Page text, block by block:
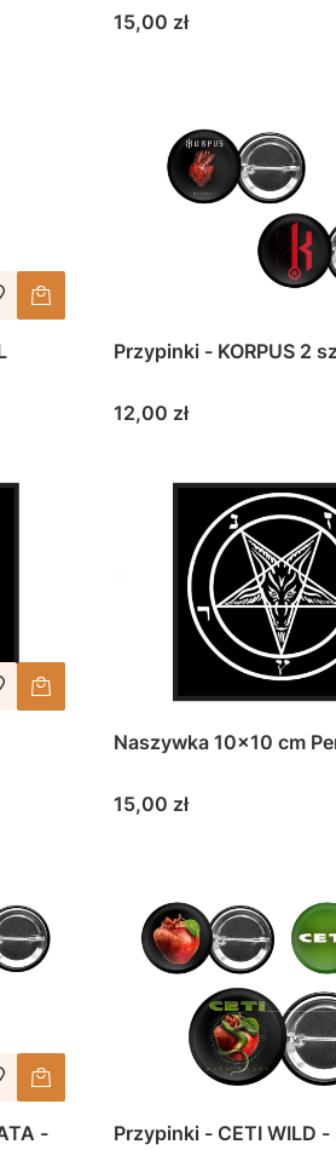
Cena
15,00 zł
Przypinki - KORPUS 2
Cena
12,00 zł
Naszywka 10x10 cm
Cena
15,00 zł
-
Przypinki - CETI WILD -